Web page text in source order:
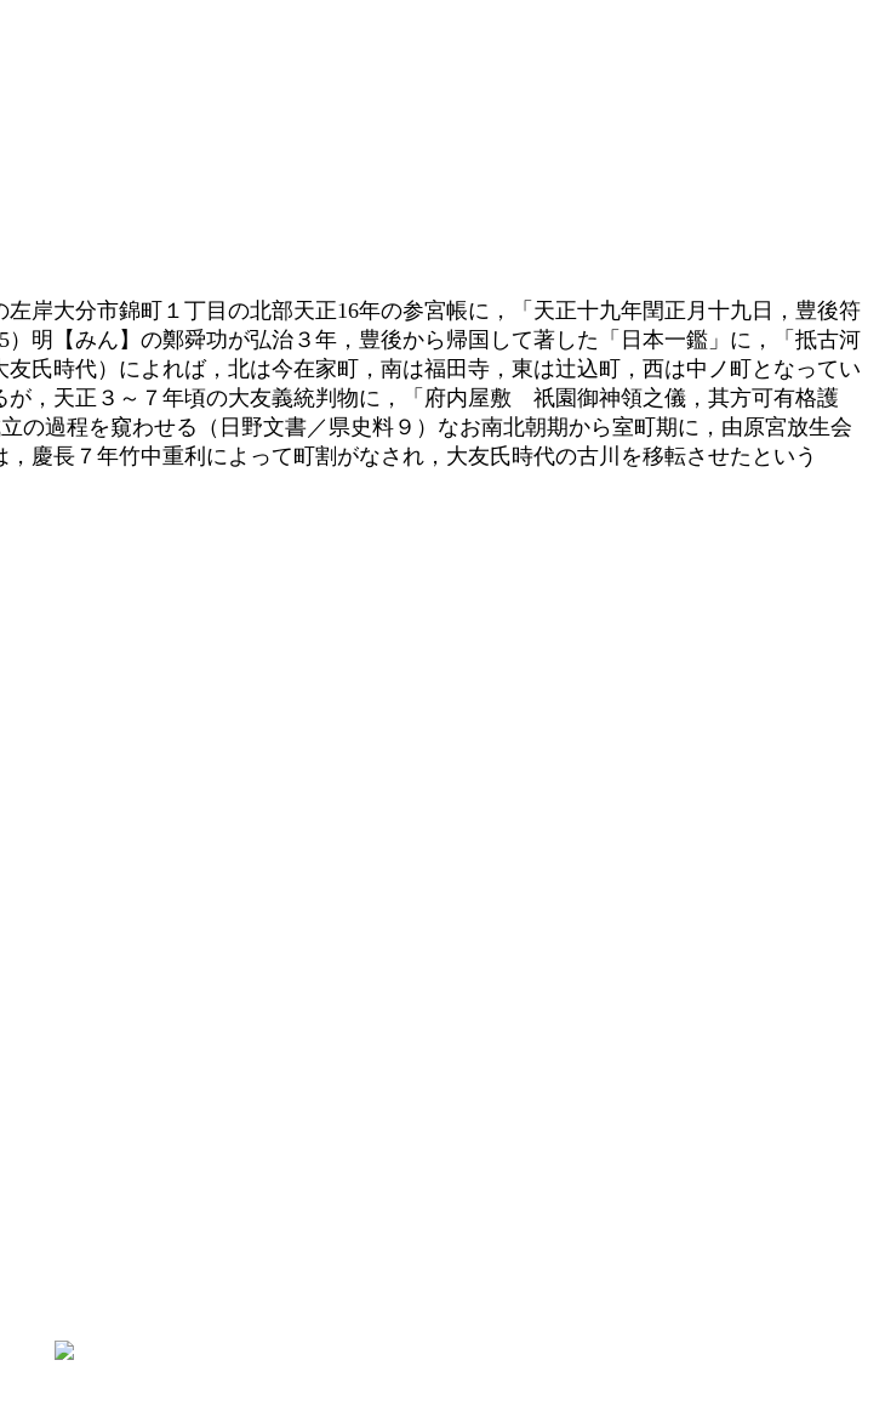
岸大分市錦町１丁目の北部天正16年の参宮帳に，「天正十九年閏正月十九日，豊後符
明【みん】の鄭舜功が弘治３年，豊後から帰国して著した「日本一鑑」に，「抵古河
氏時代）によれば，北は今在家町，南は福田寺，東は辻込町，西は中ノ町となってい
，天正３～７年頃の大友義統判物に，「府内屋敷 祇園御神領之儀，其方可有格護
過程を窺わせる（日野文書／県史料９）なお南北朝期から室町期に，由原宮放生会
慶長７年竹中重利によって町割がなされ，大友氏時代の古川を移転させたという